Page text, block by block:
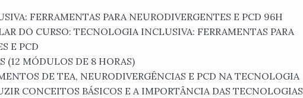
FERRAMENTAS PARA NEURODIVERGENTES E PCD 96H
DO CURSO: TECNOLOGIA INCLUSIVA: FERRAMENTAS PARA
E PCD
(12 MÓDULOS DE 8 HORAS)
DE TEA, NEURODIVERGÊNCIAS E PCD NA TECNOLOGIA
CONCEITOS BÁSICOS E A IMPORTÂNCIA DAS TECNOLOGIAS